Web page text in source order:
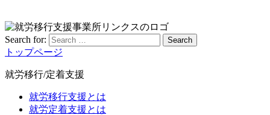
Search for: Search
トップページ
就労移行/定着支援
就労移行支援とは
就労定着支援とは